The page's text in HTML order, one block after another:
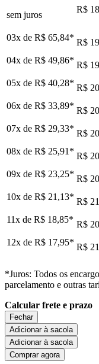
sem juros
R$
03x de R$ 65,84* R$
04x de R$ 49,86* R$
05x de R$ 40,28* R$
06x de R$ 33,89* R$
07x de R$ 29,33* R$
08x de R$ 25,91 * R$
09x de R$ 23,25* R$
10x de R$ 21,13* R$
11x de R$ 18,85* R$
12x de R$ 17,95* R$
*Juros: Todos os
parcelamento e outras
Calcular frete e prazo
Fechar
Adicionar à sacola
Adicionar à sacola
Comprar agora